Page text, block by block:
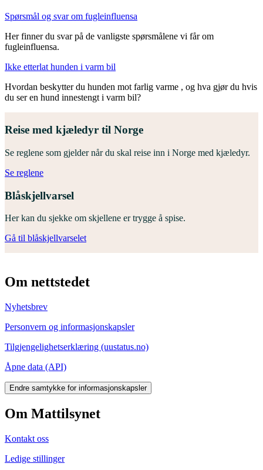
Spørsmål og svar om fugleinfluensa
Her finner du svar på de vanligste spørsmålene vi får om
fugleinfluensa.
Ikke etterlat hunden i varm bil
Hvordan beskytter du hunden mot farlig varme , og hva gjør du hvis
du ser en hund innestengt i varm bil?
Reise med kjæledyr til Norge
Se reglene som gjelder når du skal reise inn i Norge med kjæledyr.
Se reglene
Blåskjellvarsel
Her kan du sjekke om skjellene er trygge å spise.
Gå til blåskjellvarselet
Om nettstedet
Nyhetsbrev
Personvern og informasjonskapsler
Tilgjengelighetserklæring (uustatus.no)
Åpne data (API)
Endre samtykke for informasjonskapsler
Om Mattilsynet
Kontakt oss
Ledige stillinger